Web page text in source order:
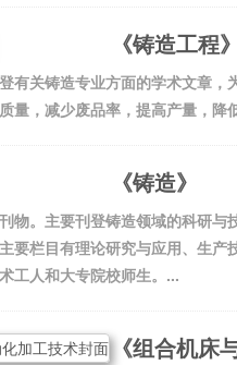
《铸造工程》
有关铸造专业方面的学术文章
量，减少废品率，提高产量，
《铸造》
物。主要刊登铸造领域的科研
要栏目有理论研究与应用、生
工人和大专院校师生。...
《组合机床